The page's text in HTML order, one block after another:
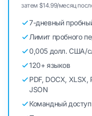
затем $14.99/месяц
7-дневный
Лимит пробного
0,005 долл. США/
120+ языков
PDF, DOCX, XLSX,
JSON
Командный доступ